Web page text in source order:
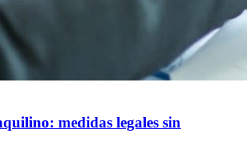
medidas legales sin